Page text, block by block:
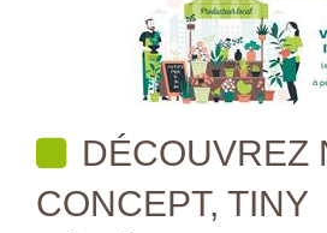
DÉCOUVREZ
CONCEPT, TINY